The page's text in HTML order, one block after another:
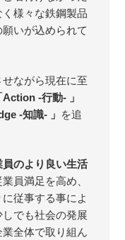
様々な鉄鋼製品
いが込められて
ながら現在に至
Action -行動- 」
-知識- 」 を追
員のより良い生活
業員満足を高め、
従事する事によ
でも社会の発展
全体で取り組ん